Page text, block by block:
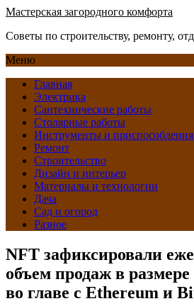
Мастерская загородного комфорта
Советы по строительству, ремонту,
Меню
Главная
Электрика
Сантехнические работы
Столярные работы
Инструменты и приспособления
Ремонт
Строительство
Дизайн и интерьер
Материалы и технологии
Дача
Сад и огород
Разное
NFT зафиксировали
объем продаж в
во главе с Ethereum и